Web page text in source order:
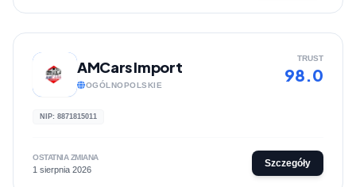
AMCars Import
OGÓLNOPOLSKIE
TRUST
98.0
NIP: 8871815011
OSTATNIA ZMIANA
1 sierpnia 2026
Szczegóły